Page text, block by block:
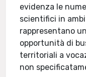
evidenza le
scientifici in
rappresentano
opportunità di
territoriali a
non